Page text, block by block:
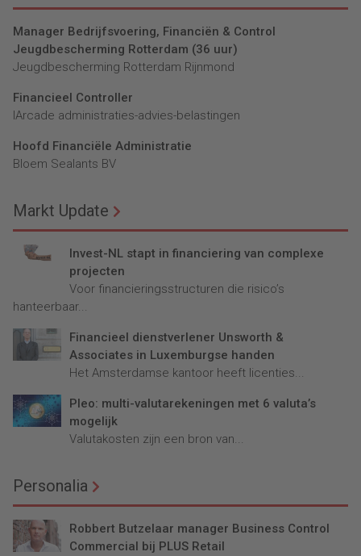
Manager Bedrijfsvoering, Financiën & Control
Jeugdbescherming Rotterdam (36 uur)
Jeugdbescherming Rotterdam Rijnmond
Financieel Controller
lArcade administraties-advies-belastingen
Hoofd Financiële Administratie
Bloem Sealants BV
Markt Update
Invest-NL stapt in financiering van complexe
projecten
Voor financieringsstructuren die risico’s
hanteerbaar...
Financieel dienstverlener Unsworth &
Associates in Luxemburgse handen
Het Amsterdamse kantoor heeft licenties...
Pleo: multi-valutarekeningen met 6 valuta’s
mogelijk
Valutakosten zijn een bron van...
Personalia
Robbert Butzelaar manager Business Control
Commercial bij PLUS Retail